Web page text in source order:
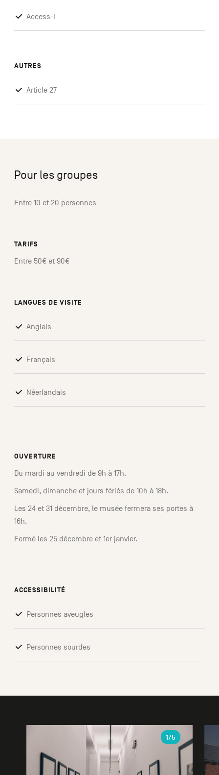
Access-I
AUTRES
Article 27
Pour les groupes
Entre 10 et 20 personnes
TARIFS
Entre 50€ et 90€
LANGUES DE VISITE
Anglais
Français
Néerlandais
OUVERTURE
Du mardi au vendredi de 9h à 17h.
Samedi, dimanche et jours fériés de 10h à 18h.
Les 24 et 31 décembre, le musée fermera ses portes à
16h.
Fermé les 25 décembre et 1er janvier.
ACCESSIBILITÉ
Personnes aveugles
Personnes sourdes
1/5